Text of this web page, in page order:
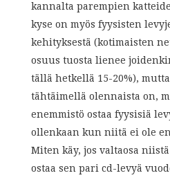
kannalta parempien
kyse on myös fyysisten
kehityksestä (kotimaisten
osuus tuosta lienee
tällä hetkellä 15-20%),
tähtäimellä olennaista on,
enemmistö ostaa fyysisiä
ollenkaan kun niitä ei ole
Miten käy, jos valtaosa
ostaa sen pari cd-levyä